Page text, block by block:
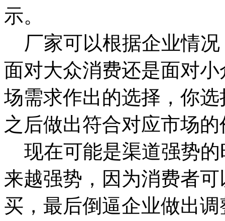
示。
厂家可以根据企业情况
面对大众消费还是面对
场需求作出的选择，你
之后做出符合对应市场
现在可能是渠道强势的
来越强势，因为消费者
买，最后倒逼企业做出